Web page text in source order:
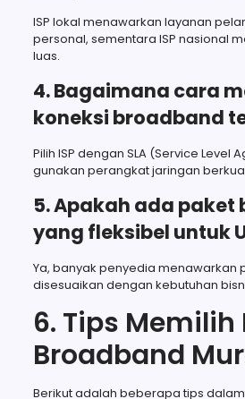
ISP lokal menawarkan layanan
personal, sementara ISP nasional
luas.
4. Bagaimana cara
koneksi broadband
Pilih ISP dengan SLA (Service Level
gunakan perangkat jaringan
5. Apakah ada paket
yang fleksibel untuk
Ya, banyak penyedia menawarkan
disesuaikan dengan kebutuhan
6. Tips Memilih
Broadband
Berikut adalah beberapa tips